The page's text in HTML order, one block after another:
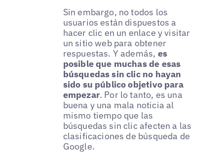
Sin embargo, no todos los
usuarios están dispuestos a
hacer clic en un enlace y visitar
un sitio web para obtener
respuestas. Y además, es
posible que muchas de esas
búsquedas sin clic no hayan
sido su público objetivo para
empezar. Por lo tanto, es una
buena y una mala noticia al
mismo tiempo que las
búsquedas sin clic afecten a las
clasificaciones de búsqueda de
Google.